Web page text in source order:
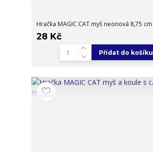
Hračka MAGIC CAT myš neonová 8,75 cm
28 Kč
Přidat do košíku